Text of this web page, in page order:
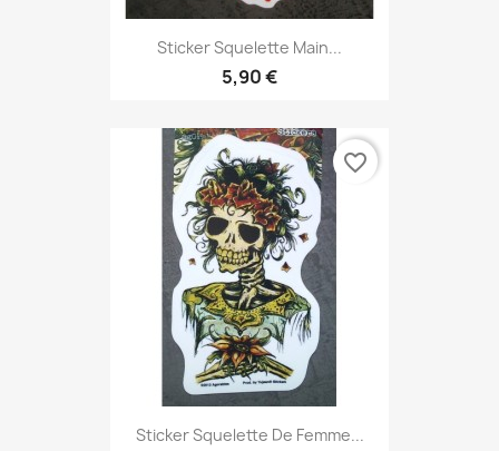
Sticker Squelette Main...
5,90 €
Sticker Squelette De Femme...
favorite_border